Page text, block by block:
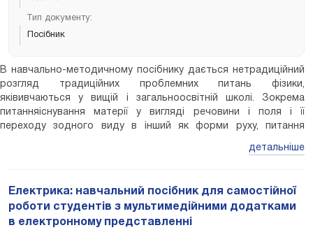
Тип документу:
Посібник
В навчально-методичному посібнику дається нетрадиційний
розгляд традиційних проблемних питань фізики,
яківивчаються у вищій і загальноосвітній школі. Зокрема
питанняіснування матерії у вигляді речовини і поля і її
переходу зодного виду в інший як форми руху, питання
руху, що являє собоюколивання типу маса–енергія–маса–
тлумачення явища дифракціїта інші проблемні питання.
Посібник може бути використаний викладачами вищоїшколи і
вчителями для організації самостійної роботи студентіві учнів
детальніше
Електрика: навчальний посібник для самостійної
роботи студентів з мультимедійними додатками
в електронному представленні